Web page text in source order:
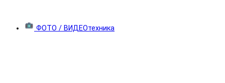
ФОТО / ВИДЕОтехника